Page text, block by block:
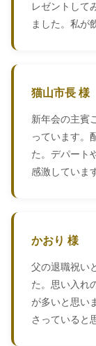
レゼントして
ました。私が
猫山市長 様
新年会の主賓
っています。
た。デパート
感激していま
かおり 様
父の退職祝い
た。思い入れ
が多いと思い
さっていると